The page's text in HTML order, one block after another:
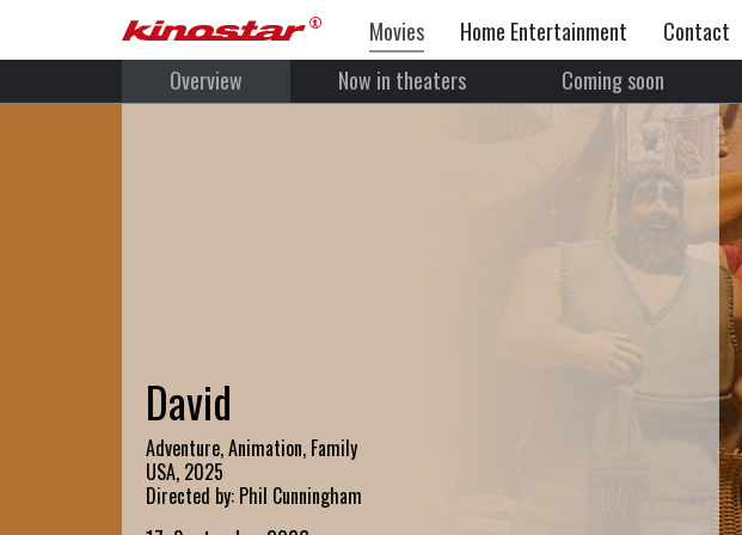
Movies Home Entertainment Contact
Overview
Now in theaters Coming soon
David
Adventure, Animation, Family
USA, 2025
Directed by: Phil Cunningham